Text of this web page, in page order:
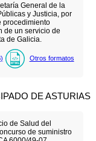
General de la
y Justicia, por
procedimiento
de un servicio de
de Galicia.
) Otros formatos
DE ASTURIAS
de Salud del
de suministro